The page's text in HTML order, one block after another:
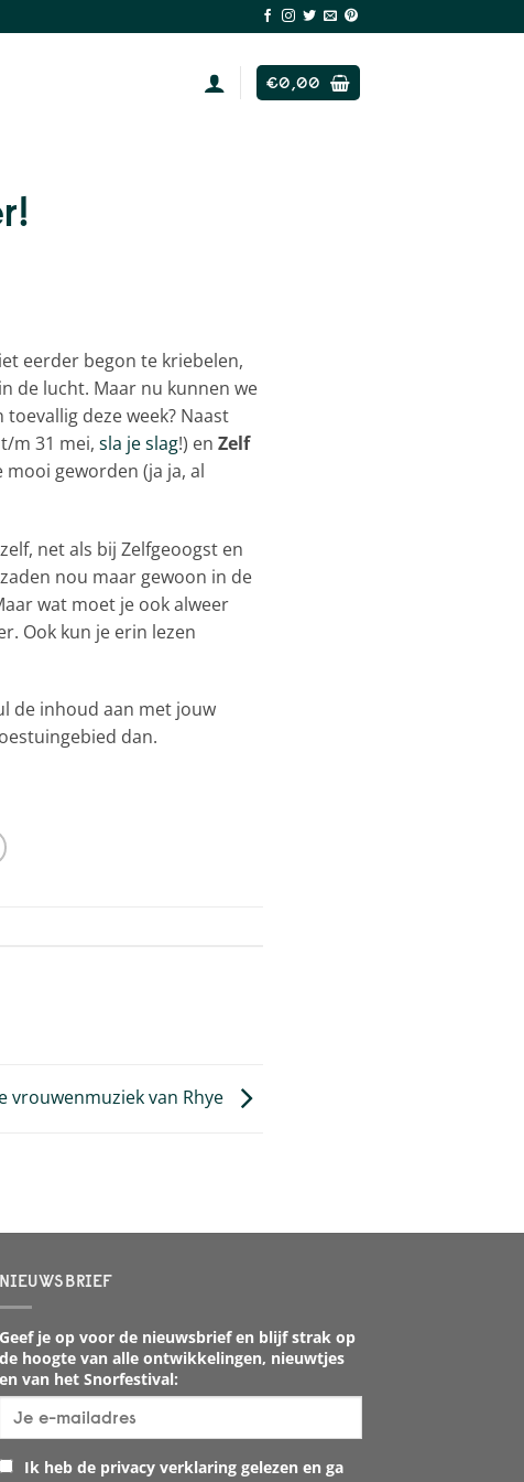
€0,00
eerder begon te kriebelen,
de lucht. Maar nu kunnen we
deze week? Naast
m 31 mei, sla je slag!) en Zelf
mooi geworden (ja ja, al
net als bij Zelfgeoogst en
nou maar gewoon in de
wat moet je ook alweer
Ook kun je erin lezen
de inhoud aan met jouw
dan.
vrouwenmuziek van Rhye
NIEUWSBRIEF
Geef je op voor de nieuwsbrief en blijf strak op
de hoogte van alle ontwikkelingen, nieuwtjes
en van het Snorfestival:
Ik heb de privacy verklaring gelezen en ga